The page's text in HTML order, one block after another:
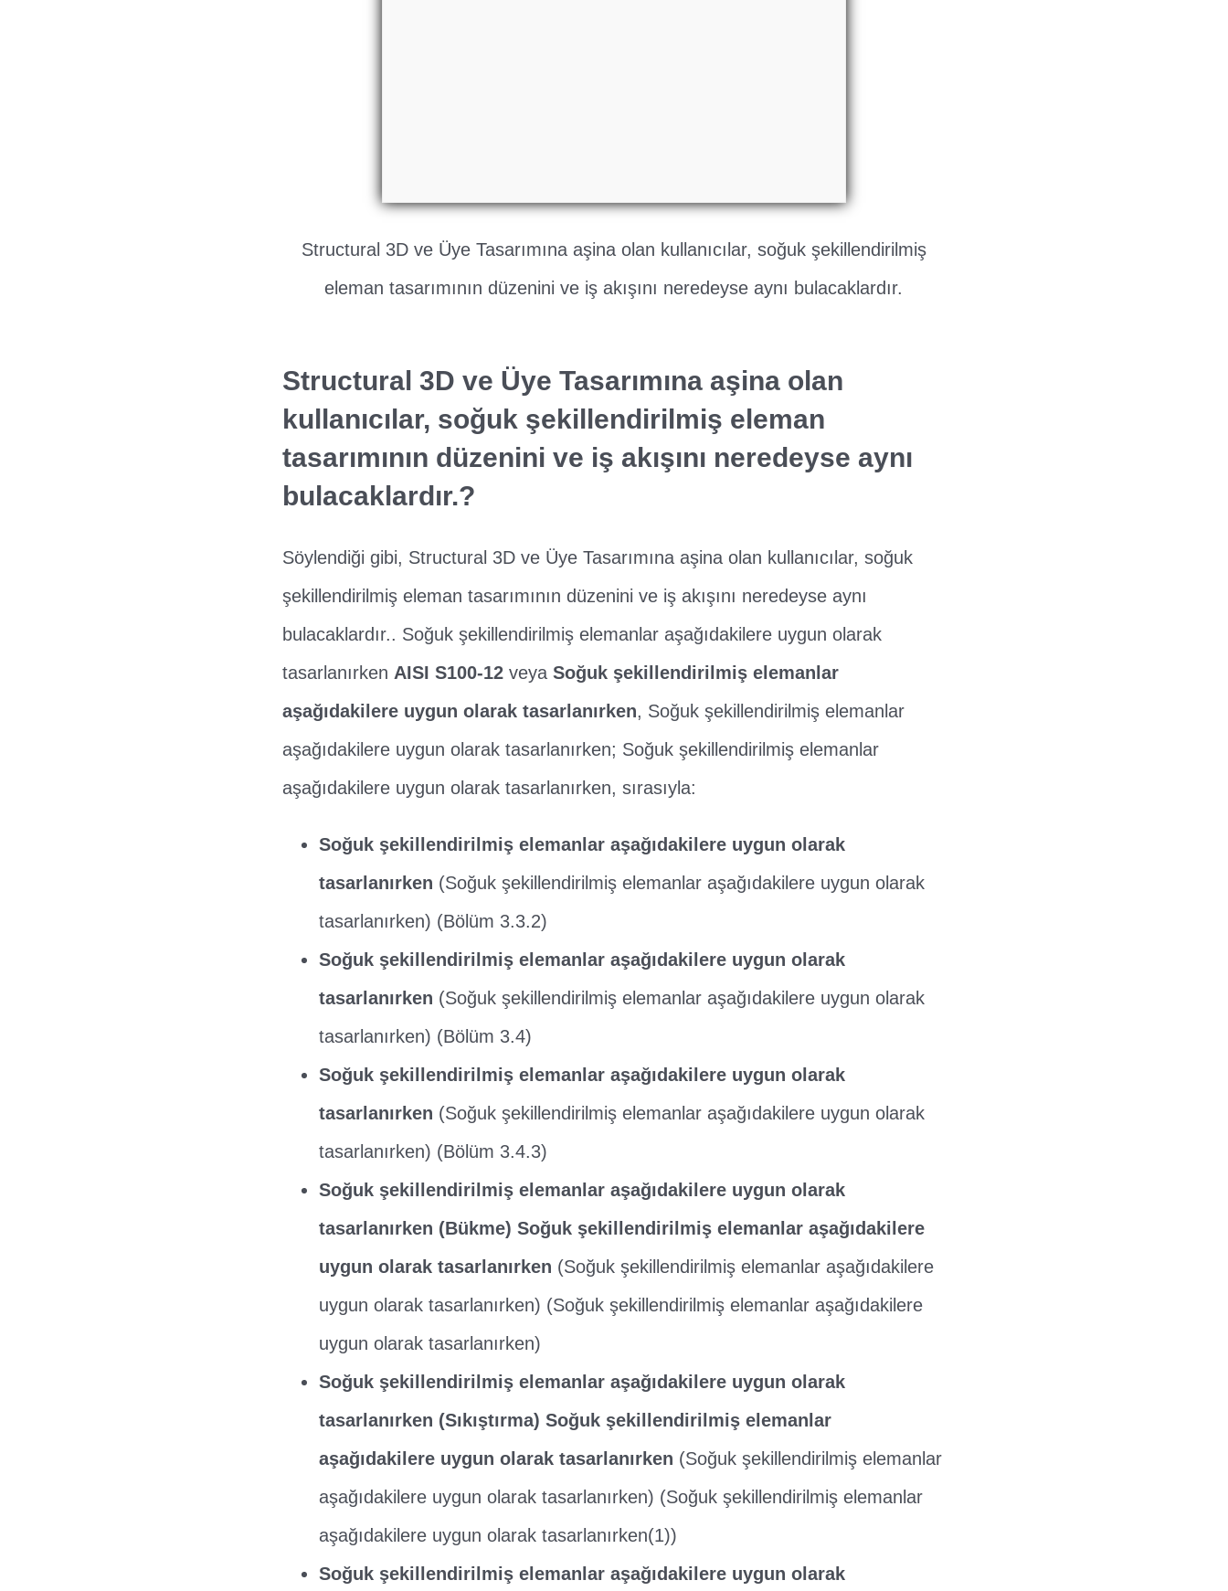
Structural 3D ve Üye Tasarımına aşina olan kullanıcılar, soğuk şekillendirilmiş
eleman tasarımının düzenini ve iş akışını neredeyse aynı bulacaklardır.
Structural 3D ve Üye Tasarımına aşina olan
kullanıcılar, soğuk şekillendirilmiş eleman
tasarımının düzenini ve iş akışını neredeyse aynı
bulacaklardır.?
Söylendiği gibi, Structural 3D ve Üye Tasarımına aşina olan kullanıcılar, soğuk
şekillendirilmiş eleman tasarımının düzenini ve iş akışını neredeyse aynı
bulacaklardır.. Soğuk şekillendirilmiş elemanlar aşağıdakilere uygun olarak
tasarlanırken AISI S100-12veyaSoğuk şekillendirilmiş elemanlar
aşağıdakilere uygun olarak tasarlanırken, Soğuk şekillendirilmiş elemanlar
aşağıdakilere uygun olarak tasarlanırken; Soğuk şekillendirilmiş elemanlar
aşağıdakilere uygun olarak tasarlanırken, sırasıyla:
Soğuk şekillendirilmiş elemanlar aşağıdakilere uygun olarak
tasarlanırken (Soğuk şekillendirilmiş elemanlar aşağıdakilere uygun olarak
tasarlanırken) (Bölüm 3.3.2)
Soğuk şekillendirilmiş elemanlar aşağıdakilere uygun olarak
tasarlanırken (Soğuk şekillendirilmiş elemanlar aşağıdakilere uygun olarak
tasarlanırken) (Bölüm 3.4)
Soğuk şekillendirilmiş elemanlar aşağıdakilere uygun olarak
tasarlanırken (Soğuk şekillendirilmiş elemanlar aşağıdakilere uygun olarak
tasarlanırken) (Bölüm 3.4.3)
Soğuk şekillendirilmiş elemanlar aşağıdakilere uygun olarak
tasarlanırken (Bükme) Soğuk şekillendirilmiş elemanlar aşağıdakilere
uygun olarak tasarlanırken (Soğuk şekillendirilmiş elemanlar aşağıdakilere
uygun olarak tasarlanırken) (Soğuk şekillendirilmiş elemanlar aşağıdakilere
uygun olarak tasarlanırken)
Soğuk şekillendirilmiş elemanlar aşağıdakilere uygun olarak
tasarlanırken (Sıkıştırma) Soğuk şekillendirilmiş elemanlar
aşağıdakilere uygun olarak tasarlanırken (Soğuk şekillendirilmiş elemanlar
aşağıdakilere uygun olarak tasarlanırken) (Soğuk şekillendirilmiş elemanlar
aşağıdakilere uygun olarak tasarlanırken(1))
Soğuk şekillendirilmiş elemanlar aşağıdakilere uygun olarak